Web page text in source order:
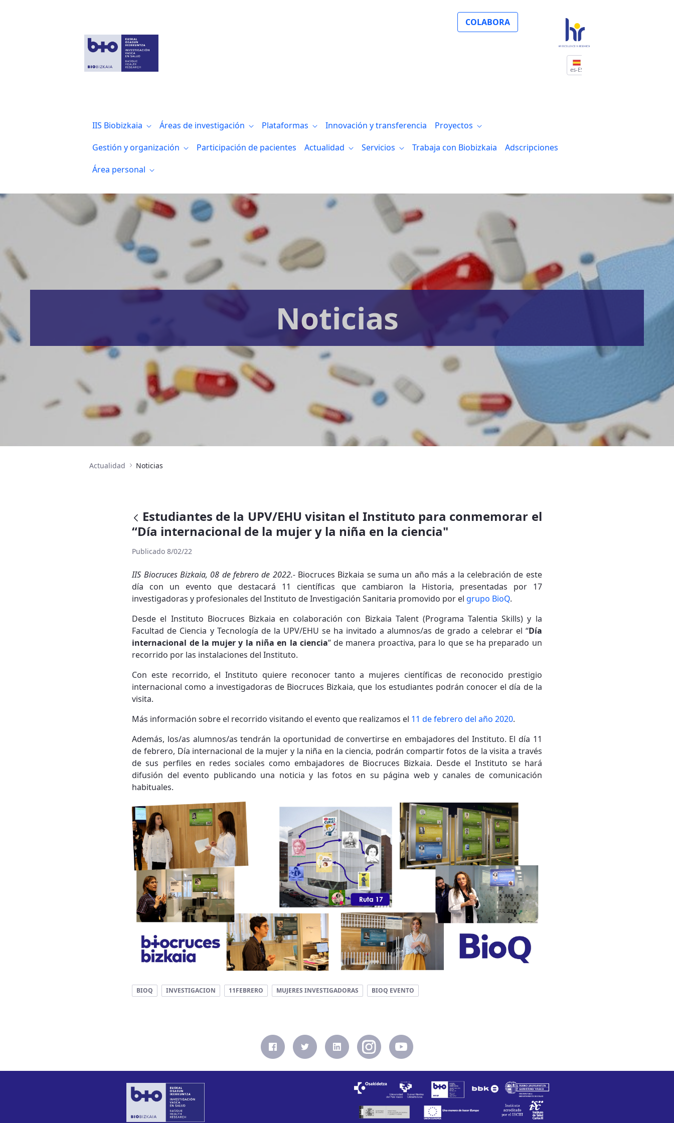
COLABORA
es-ES
IIS Biobizkaia Áreas de investigación Plataformas Innovación y transferencia
Proyectos
Gestión y organización
Participación de pacientes Actualidad Servicios Trabaja con Biobizkaia
Adscripciones
Área personal
Noticias
Actualidad Noticias
Estudiantes de la UPV/EHU visitan el Instituto para conmemorar el
“Día internacional de la mujer y la niña en la ciencia"
Publicado 8/02/22
IIS Biocruces Bizkaia, 08 de febrero de 2022.- Biocruces Bizkaia se suma un año más a la celebración de este
día con un evento que destacará 11 científicas que cambiaron la Historia, presentadas por 17
investigadoras y profesionales del Instituto de Investigación Sanitaria promovido por el grupo BioQ.
Desde el Instituto Biocruces Bizkaia en colaboración con Bizkaia Talent (Programa Talentia Skills) y la
Facultad de Ciencia y Tecnología de la UPV/EHU se ha invitado a alumnos/as de grado a celebrar el “Día
internacional de la mujer y la niña en la ciencia” de manera proactiva, para lo que se ha preparado un
recorrido por las instalaciones del Instituto.
Con este recorrido, el Instituto quiere reconocer tanto a mujeres científicas de reconocido prestigio
internacional como a investigadoras de Biocruces Bizkaia, que los estudiantes podrán conocer el día de la
visita.
Más información sobre el recorrido visitando el evento que realizamos el 11 de febrero del año 2020.
Además, los/as alumnos/as tendrán la oportunidad de convertirse en embajadores del Instituto. El día 11
de febrero, Día internacional de la mujer y la niña en la ciencia, podrán compartir fotos de la visita a través
de sus perfiles en redes sociales como embajadores de Biocruces Bizkaia. Desde el Instituto se hará
difusión del evento publicando una noticia y las fotos en su página web y canales de comunicación
habituales.
BIOQ INVESTIGACION 11FEBRERO MUJERES INVESTIGADORAS BIOQ EVENTO